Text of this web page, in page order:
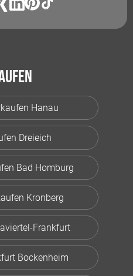
Hanau
Dreieich
Bad Homburg
Kronberg
Frankfurt
Bockenheim